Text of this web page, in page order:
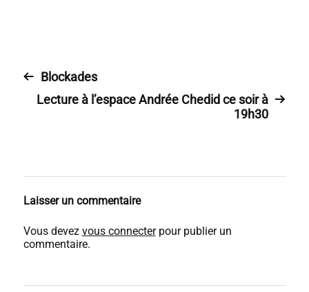
Blockades
Lecture à l’espace Andrée Chedid ce soir à
19h30
Laisser un commentaire
Vous devez vous connecterpour publier un
commentaire.